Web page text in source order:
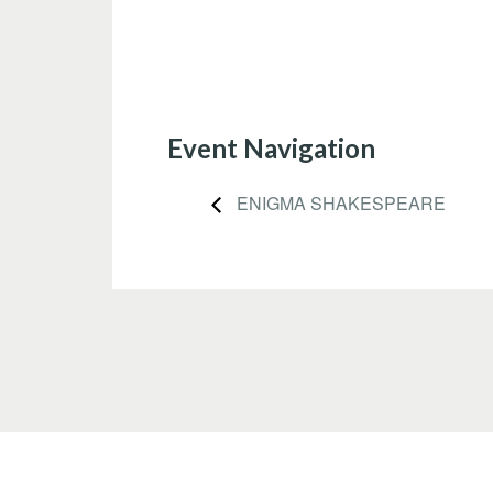
Event Navigation
ENIGMA SHAKESPEARE